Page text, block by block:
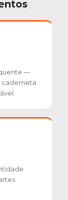
—
caderneta